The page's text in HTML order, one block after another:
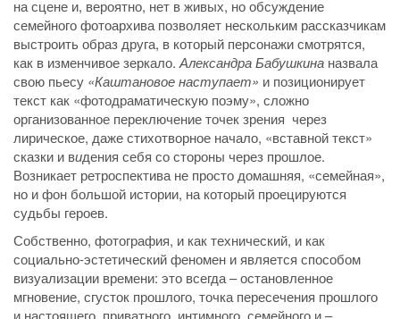
на сцене и, вероятно, нет в живых, но обсуждение
семейного фотоархива позволяет нескольким рассказчикам
выстроить образ друга, в который персонажи смотрятся,
как в изменчивое зеркало. Александра Бабушкина назвала
свою пьесу «Каштановое наступает» и позиционирует
текст как «фотодраматическую поэму», сложно
организованное переключение точек зрения через
лирическое, даже стихотворное начало, «вставной текст»
сказки и видения себя со стороны через прошлое.
Возникает ретроспектива не просто домашняя, «семейная»,
но и фон большой истории, на который проецируются
судьбы героев.
Собственно, фотография, и как технический, и как
социально-эстетический феномен и является способом
визуализации времени: это всегда – остановленное
мгновение, сгусток прошлого, точка пересечения прошлого